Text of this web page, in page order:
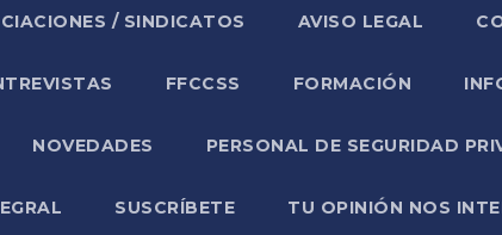
/ SINDICATOS AVISO LEGAL
FFCCSS FORMACIÓN
NOVEDADES PERSONAL DE SEGURIDAD
SUSCRÍBETE TU OPINIÓN NOS